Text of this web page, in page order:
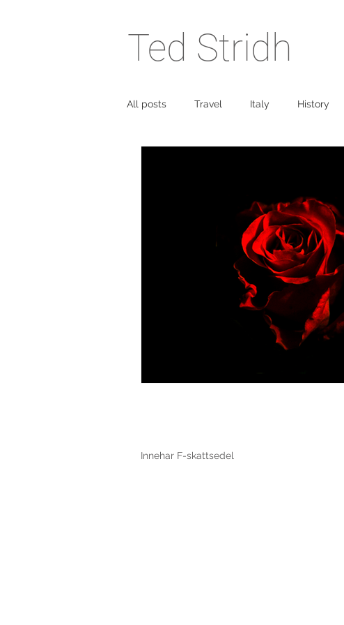
Ted Stridh
All posts Travel Italy History
Innehar F-skattsedel